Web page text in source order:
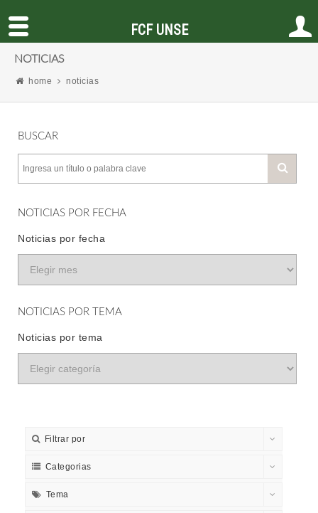
NOTICIAS
home noticias
BUSCAR
NOTICIAS POR FECHA
Noticias por fecha
NOTICIAS POR TEMA
Noticias por tema
Filtrar por
Categorias
Tema
FCF UNSE